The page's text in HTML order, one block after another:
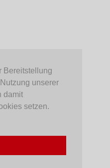
Bereitstellung
unserer
damit
setzen.